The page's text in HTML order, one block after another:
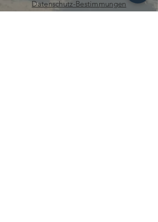
Datenschutz-Bestimmungen